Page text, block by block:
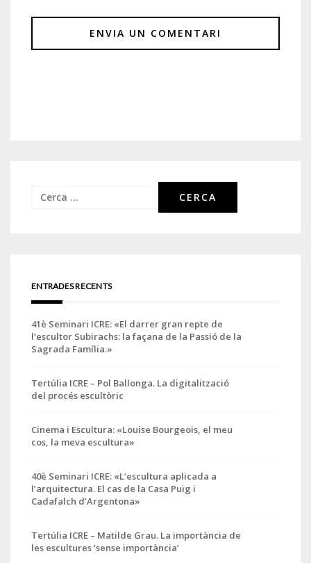
Cerca:
ENTRADES RECENTS
41è Seminari ICRE: «El darrer gran repte de
l’escultor Subirachs: la façana de la Passió de la
Sagrada Família.»
Tertúlia ICRE – Pol Ballonga. La digitalització
del procés escultòric
Cinema i Escultura: «Louise Bourgeois, el meu
cos, la meva escultura»
40è Seminari ICRE: «L’escultura aplicada a
l’arquitectura. El cas de la Casa Puig i
Cadafalch d’Argentona»
Tertúlia ICRE – Matilde Grau. La importància de
les escultures ‘sense importància’